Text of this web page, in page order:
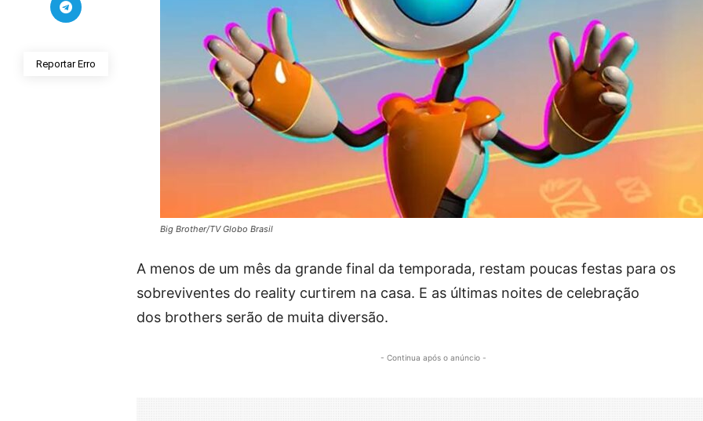
Reportar Erro
Big Brother/TV Globo Brasil
A menos de um mês da grande final da temporada, restam poucas festas para os
sobreviventes do reality curtirem na casa. E as últimas noites de celebração
dos brothers serão de muita diversão.
- Continua após o anúncio -